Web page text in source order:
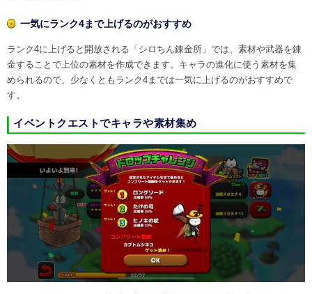
一気にランク4まで上げるのがおすすめ
ランク4に上げると開放される「シロちん錬金所」では、素材や武器を錬
金することで上位の素材を作成できます。キャラの進化に使う素材を集
められるので、少なくともランク4までは一気に上げるのがおすすめで
す。
イベントクエストでキャラや素材集め